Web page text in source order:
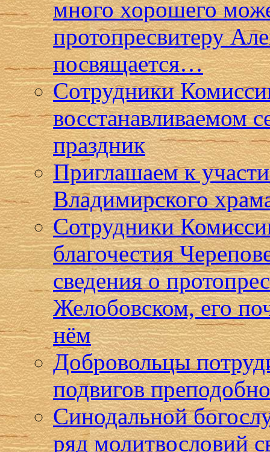
много хорошего
протопресвитеру
посвящается…
Сотрудники
восстанавливаемом
праздник
Приглашаем к
Владимирского
Сотрудники
благочестия
сведения о
Желобовском, его
нём
Добровольцы
подвигов
Синодальной
ряд молитвословий